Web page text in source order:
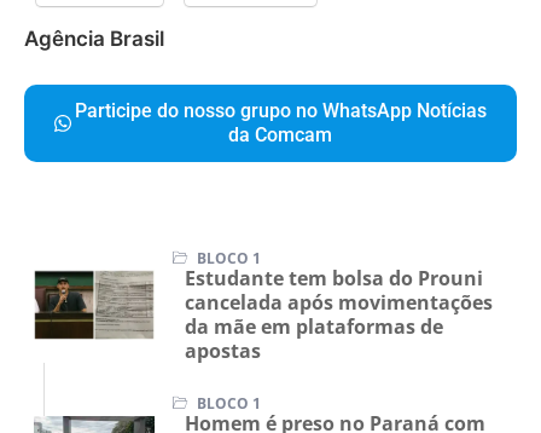
Agência Brasil
Participe do nosso grupo no WhatsApp Notícias
da Comcam
BLOCO 1
Estudante tem bolsa do Prouni
cancelada após movimentações
da mãe em plataformas de
apostas
BLOCO 1
Homem é preso no Paraná com